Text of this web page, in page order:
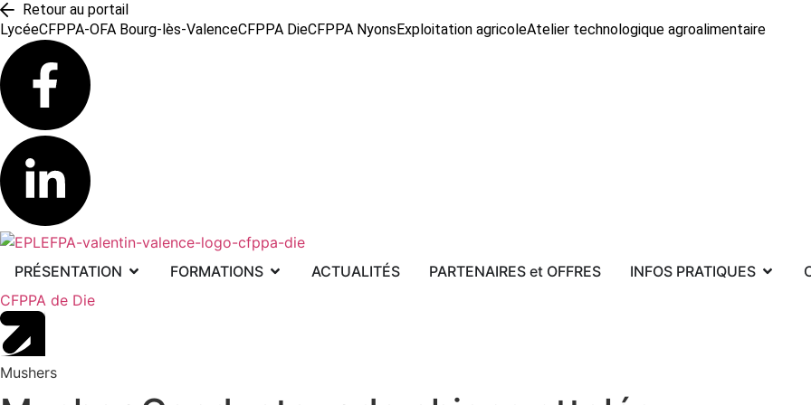
Retour au portail
LycéeCFPPA-OFA Bourg-lès-ValenceCFPPA DieCFPPA NyonsExploitation agricoleAtelier technologique agroalimentaire
PRÉSENTATION FORMATIONS ACTUALITÉS PARTENAIRES et OFFRES INFOS PRATIQUES
CFPPA de Die
Mushers